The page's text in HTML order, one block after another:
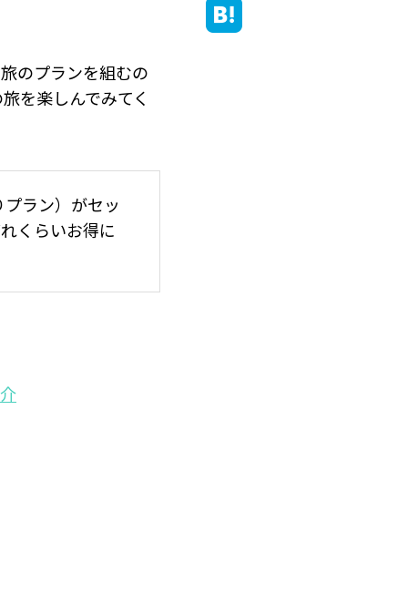
のプランを組むの
を楽しんでみてく
ラン）がセッ
くらいお得に